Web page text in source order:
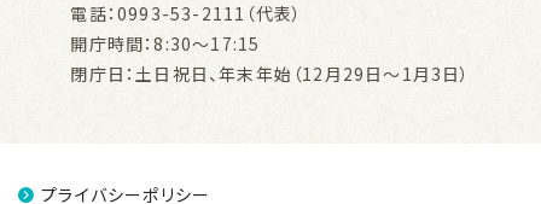
電話：0993-53-2111（代表）
開庁時間：8:30～17:15
閉庁日：土日祝日、年末年始（12月29日～1月3日）
プライバシーポリシー